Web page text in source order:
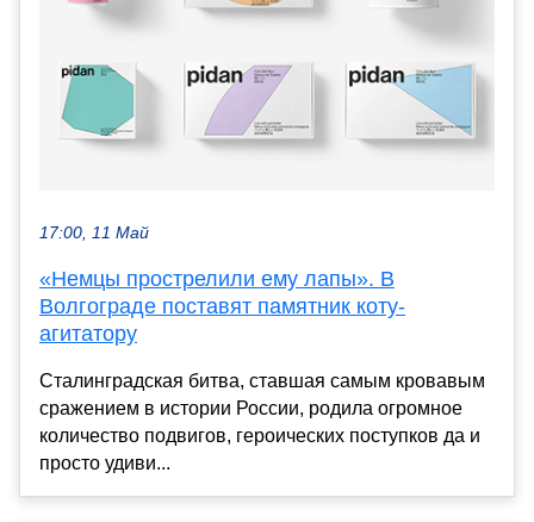
17:00, 11 Май
«Немцы прострелили ему лапы». В
Волгограде поставят памятник коту-
агитатору
Сталинградская битва, ставшая самым кровавым
сражением в истории России, родила огромное
количество подвигов, героических поступков да и
просто удиви...